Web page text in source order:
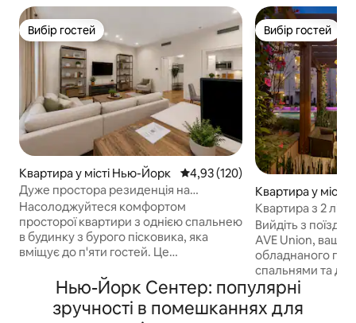
Вибір гостей
Вибір гостей
Квартира у місті Нью-Йорк Середня оцінка: 4,93 з 5,
4,93 (120)
Дуже простора резиденція на
Мангеттені – престижний район
Насолоджуйтеся комфортом
просторої квартири з однією спальнею
в будинку з бурого пісковика, яка
вміщує до п'яти гостей. Це
Центрального парку, Таймс-сквер і
П’ятої авеню, тож воно зручно
розташоване поруч із найвідомішими
Вибір гостей
Вибір гостей
Квартира у місті
Квартира з 2
доступ до Нью-
Вийдіть з поїзда
AVE Union,
обладнаного
спальнями та
кімнатами в
Ідеально
шукають комфорт
Нью-Йорк Сентер: популярні
зручності в помешканнях для